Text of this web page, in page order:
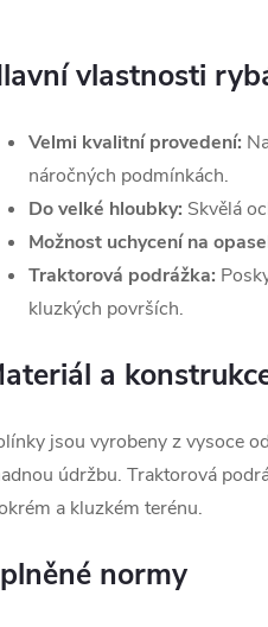
vlastnosti
Velmi kvalitní provedení:
náročných podmínkách.
Do velké hloubky: Skvělá
Možnost uchycení na
Traktorová podrážka:
kluzkých površích.
a
jsou vyrobeny z vysoce
údržbu. Traktorová
a kluzkém terénu.
normy